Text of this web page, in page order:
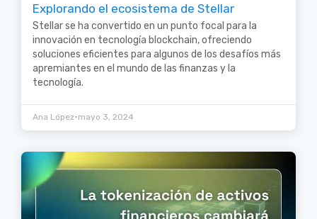
Explorando el ecosistema de Stellar
Stellar se ha convertido en un punto focal para la
innovación en tecnología blockchain, ofreciendo
soluciones eficientes para algunos de los desafíos más
apremiantes en el mundo de las finanzas y la
tecnología.
Ana López•mayo 3, 2024